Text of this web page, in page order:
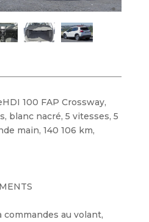
100 FAP Crossway,
blanc nacré, 5 vitesses, 5
main, 140 106 km,
commandes au volant,